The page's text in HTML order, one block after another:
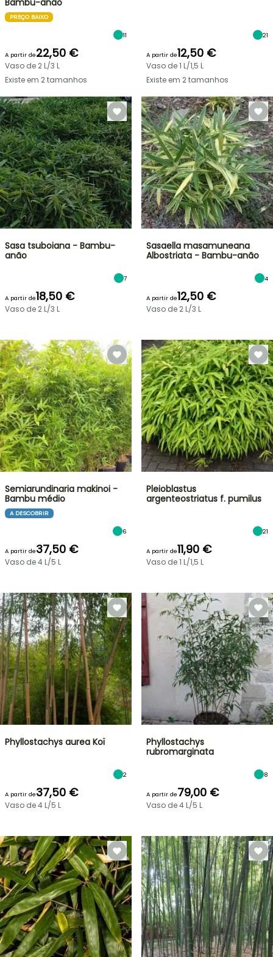
Bambu-anão
PREÇO BAIXO
11
A partir de22,50 €
Vaso de 2 L/3 L
Existe em 2 tamanhos
21
A partir de12,50 €
Vaso de 1 L/1,5 L
Existe em 2 tamanhos
Sasa tsuboiana - Bambu-
anão
7
A partir de18,50 €
Vaso de 2 L/3 L
Sasaella masamuneana
Albostriata - Bambu-anão
4
A partir de12,50 €
Vaso de 2 L/3 L
Semiarundinaria makinoi -
Bambu médio
A DESCOBRIR
6
A partir de37,50 €
Vaso de 4 L/5 L
Pleioblastus
argenteostriatus f. pumilus
21
A partir de11,90 €
Vaso de 1 L/1,5 L
Phyllostachys aurea Koï
2
A partir de37,50 €
Vaso de 4 L/5 L
Phyllostachys
rubromarginata
8
A partir de79,00 €
Vaso de 4 L/5 L